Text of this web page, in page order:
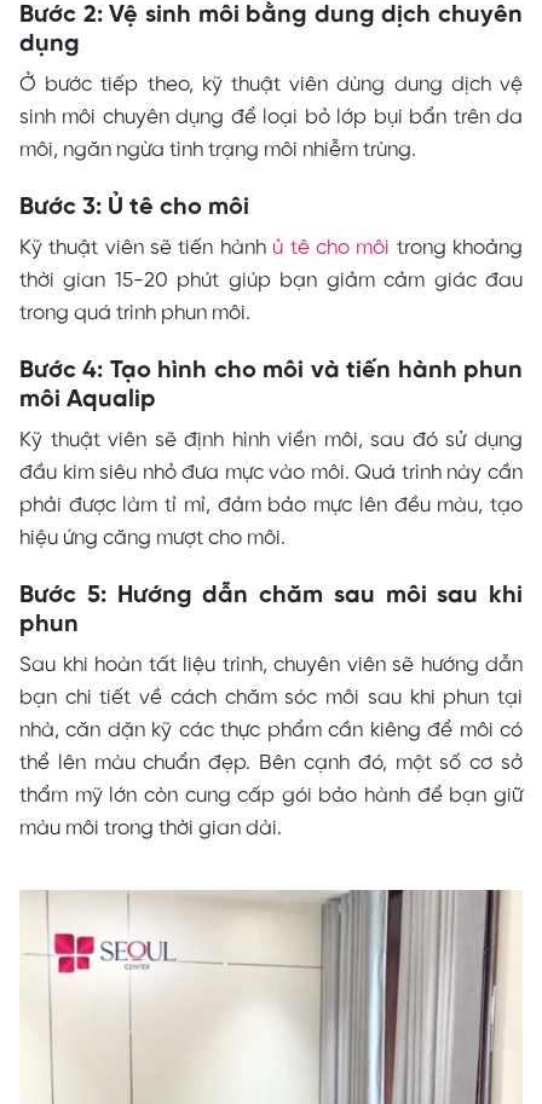
Bước 2: Vệ sinh môi bằng dung dịch chuyên
dụng
Ở bước tiếp theo, kỹ thuật viên dùng dung dịch vệ
sinh môi chuyên dụng để loại bỏ lớp bụi bẩn trên da
môi, ngăn ngừa tình trạng môi nhiễm trùng.
Bước 3: Ủ tê cho môi
Kỹ thuật viên sẽ tiến hành ủ tê cho môi trong khoảng
thời gian 15-20 phút giúp bạn giảm cảm giác đau
trong quá trình phun môi.
Bước 4: Tạo hình cho môi và tiến hành phun
môi Aqualip
Kỹ thuật viên sẽ định hình viền môi, sau đó sử dụng
đầu kim siêu nhỏ đưa mực vào môi. Quá trình này cần
phải được làm tỉ mỉ, đảm bảo mực lên đều màu, tạo
hiệu ứng căng mượt cho môi.
Bước 5: Hướng dẫn chăm sau môi sau khi
phun
Sau khi hoàn tất liệu trình, chuyên viên sẽ hướng dẫn
bạn chi tiết về cách chăm sóc môi sau khi phun tại
nhà, căn dặn kỹ các thực phẩm cần kiêng để môi có
thể lên màu chuẩn đẹp. Bên cạnh đó, một số cơ sở
thẩm mỹ lớn còn cung cấp gói bảo hành để bạn giữ
màu môi trong thời gian dài.